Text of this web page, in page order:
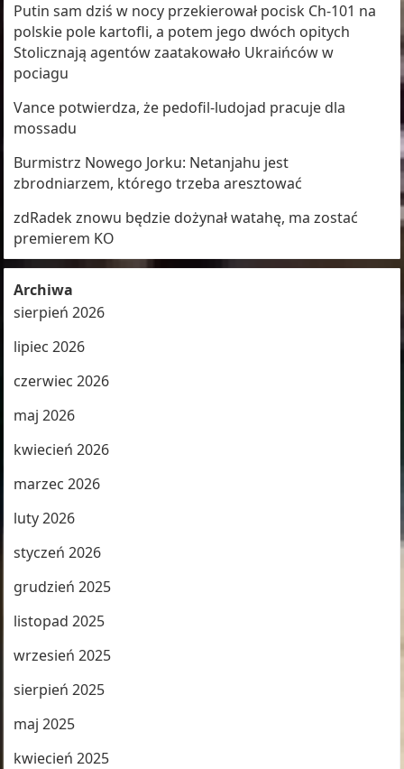
Putin sam dziś w nocy przekierował pocisk Ch-101 na
polskie pole kartofli, a potem jego dwóch opitych
Stolicznają agentów zaatakowało Ukraińców w
pociagu
Vance potwierdza, że pedofil-ludojad pracuje dla
mossadu
Burmistrz Nowego Jorku: Netanjahu jest
zbrodniarzem, którego trzeba aresztować
zdRadek znowu będzie dożynał watahę, ma zostać
premierem KO
Archiwa
sierpień 2026
lipiec 2026
czerwiec 2026
maj 2026
kwiecień 2026
marzec 2026
luty 2026
styczeń 2026
grudzień 2025
listopad 2025
wrzesień 2025
sierpień 2025
maj 2025
kwiecień 2025